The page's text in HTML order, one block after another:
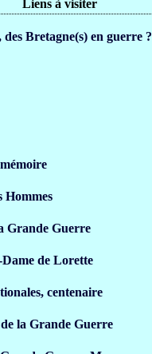
Liens à visiter
des Bretagne(s) en guerre ?
Hommes
Grande Guerre
de Lorette
centenaire
la Grande Guerre